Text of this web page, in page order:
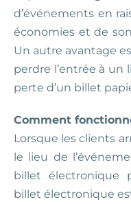
d’événements en
économies et de
Un autre avantage
perdre l’entrée à un
perte d’un billet
Comment
Lorsque les clients
le lieu de
billet électronique
billet électronique